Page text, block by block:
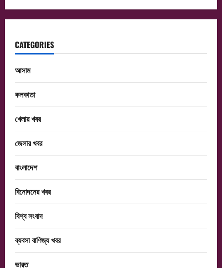
CATEGORIES
আসাম
কলকাতা
খেলার খবর
জেলার খবর
বাংলাদেশ
বিনোদনের খবর
বিশ্ব সংবাদ
ব্যবসা বাণিজ্য খবর
ভারত